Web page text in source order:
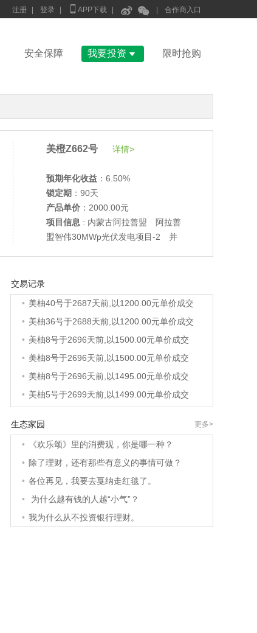
注册 登录  APP下载   合作商入口
安全保障 我要投资  限时抢购
美橙Z662号 详情>
预期年化收益 ：6.50%
锁定期 ：90天
产品单价 ：2000.00元
项目信息 : 内蒙古阿拉善盟 阿拉善
盟智伟30MWp光伏发电项目-2 并
交易记录
• 美柚40号于2687天前,以1200.00元单价成交
• 美柚36号于2688天前,以1200.00元单价成交
• 美柚8号于2696天前,以1500.00元单价成交
• 美柚8号于2696天前,以1500.00元单价成交
• 美柚8号于2696天前,以1495.00元单价成交
• 美柚5号于2699天前,以1499.00元单价成交
• 美柚18号于2699天前,以2000.00元单价成交
•
美柚3号于2700天前,以1500.00元单价成交
美柚38号于2701天前,以1500.00元单价成交
美柚20号于2715天前,以1495.00元单价成交
美柚38号于2717天前,以1500.00元单价成交
美柚10号于2717天前,以2000.00元单价成交
美柚8号于2720天前,以1490.00元单价成交
生态家园 更多>
•
《欢乐颂》里的消费观，你是哪一种？
• 除了理财，还有那些有意义的事情可做？
• 各位再见，我要去戛纳走红毯了。
•
为什么越有钱的人越“小气”？
• 我为什么从不投资银行理财。